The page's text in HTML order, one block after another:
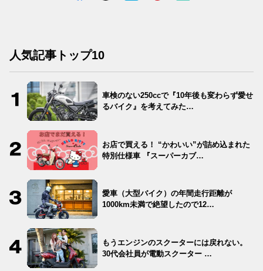
人気記事トップ10
車検のない250ccで『10年後も変わらず愛せ
るバイク』を考えてみた…
お店で買える！ “かわいい”が詰め込まれた
特別仕様車 『スーパーカブ…
愛車（大型バイク）の年間走行距離が
1000km未満で絶望したので12…
もうエンジンのスクーターには戻れない。
30代会社員が電動スクーター …